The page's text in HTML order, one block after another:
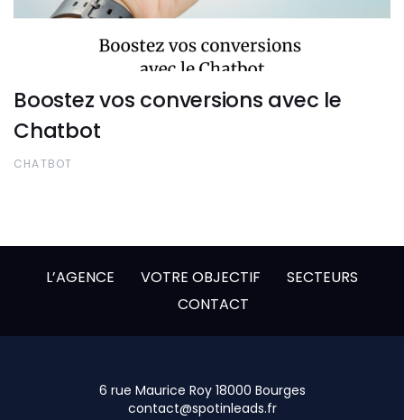
Boostez vos conversions avec le
Chatbot
CHATBOT
L’AGENCE VOTRE OBJECTIF
SECTEURS
CONTACT
6 rue Maurice Roy 18000 Bourges
contact@spotinleads.fr